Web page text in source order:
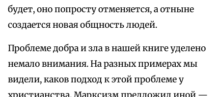
будет, оно попросту отменяется, а отныне
создается новая общность людей.
Проблеме добра и зла в нашей книге уделено
немало внимания. На разных примерах мы
видели, каков подход к этой проблеме у